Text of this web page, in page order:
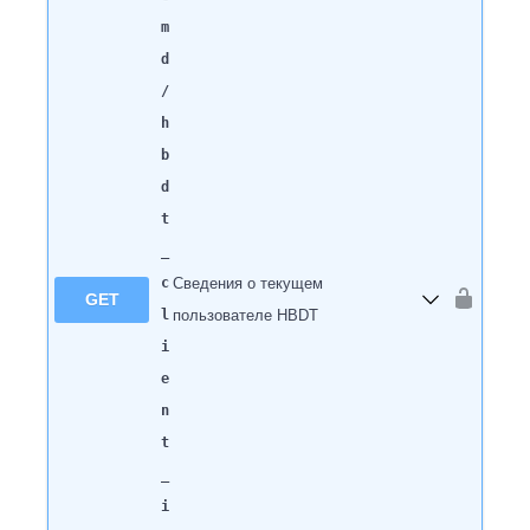
GET
m
d
/
h
b
d
t
c
l
i
e
n
t
i
Сведения о текущем
пользователе HBDT